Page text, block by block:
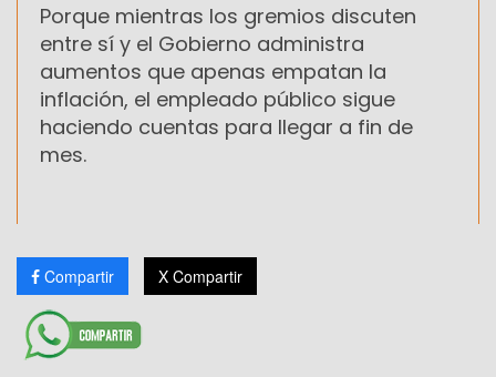
Porque mientras los gremios discuten
entre sí y el Gobierno administra
aumentos que apenas empatan la
inflación, el empleado público sigue
haciendo cuentas para llegar a fin de
mes.
Compartir X Compartir